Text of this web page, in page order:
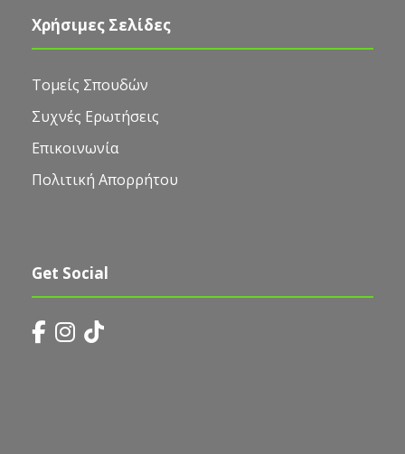
Χρήσιμες Σελίδες
Τομείς Σπουδών
Συχνές Ερωτήσεις
Επικοινωνία
Πολιτική Απορρήτου
Get Social